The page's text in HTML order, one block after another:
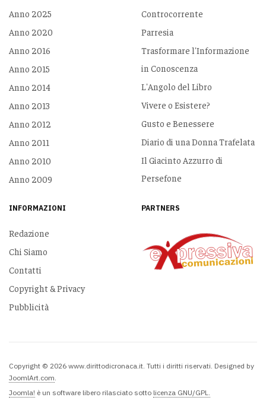
Anno 2025
Anno 2020
Anno 2016
Anno 2015
Anno 2014
Anno 2013
Anno 2012
Anno 2011
Anno 2010
Anno 2009
Controcorrente
Parresia
Trasformare l'Informazione
in Conoscenza
L'Angolo del Libro
Vivere o Esistere?
Gusto e Benessere
Diario di una Donna Trafelata
Il Giacinto Azzurro di
Persefone
INFORMAZIONI
Redazione
Chi Siamo
Contatti
Copyright & Privacy
Pubblicità
PARTNERS
Copyright © 2026 www.dirittodicronaca.it. Tutti i diritti riservati. Designed by
JoomlArt.com
Joomla! è un software libero rilasciato sotto licenza GNU/GPL.